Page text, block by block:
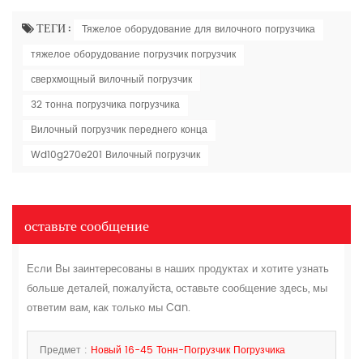
ТЕГИ :
Тяжелое оборудование для вилочного погрузчика
тяжелое оборудование погрузчик погрузчик
сверхмощный вилочный погрузчик
32 тонна погрузчика погрузчика
Вилочный погрузчик переднего конца
Wd10g270e201 Вилочный погрузчик
оставьте сообщение
Если Вы заинтересованы в наших продуктах и хотите узнать
больше деталей, пожалуйста, оставьте сообщение здесь, мы
ответим вам, как только мы Can.
Предмет : Новый 16-45 Тонн-Погрузчик Погрузчика